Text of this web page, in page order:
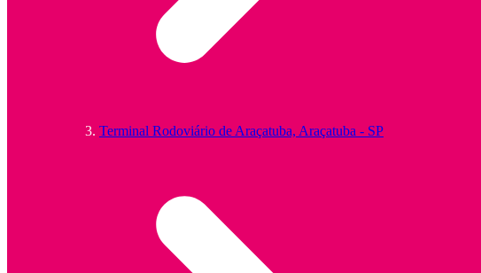
Terminal Rodoviário de Araçatuba, Araçatuba - SP